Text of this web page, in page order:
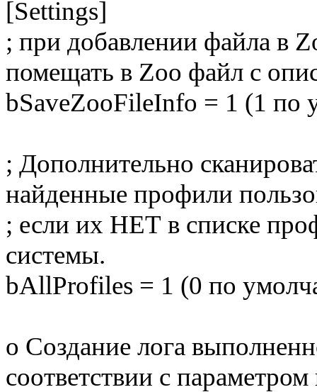
[Settings]
; при добавлении файла в
помещать в Zoo файл с
bSaveZooFileInfo = 1 (1 по
; Дополнительно
найденные профили
; если их НЕТ в списке
системы.
bAllProfiles = 1 (0 по
o Создание лога
соответствии с